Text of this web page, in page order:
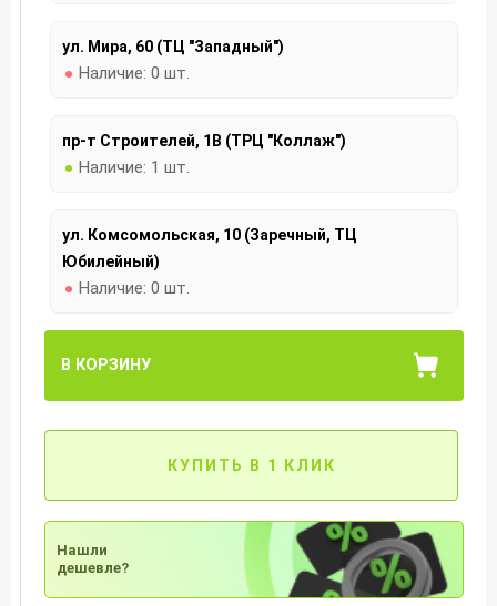
ул. Мира, 60 (ТЦ "Западный")
Наличие: 0 шт.
пр-т Строителей, 1В (ТРЦ "Коллаж")
Наличие: 1 шт.
ул. Комсомольская, 10 (Заречный, ТЦ
Юбилейный)
Наличие: 0 шт.
В КОРЗИНУ
КУПИТЬ В 1 КЛИК
Нашли
дешевле?